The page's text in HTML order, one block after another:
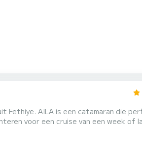
Fethiye. AILA is een catamaran die
voor een cruise van een week of langer.
10 passagiers ontvangen